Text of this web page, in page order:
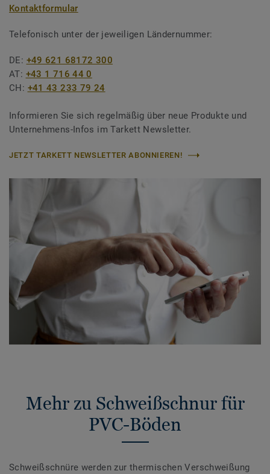
Kontaktformular
Telefonisch unter der jeweiligen Ländernummer:
DE: +49 621 68172 300
AT: +43 1 716 44 0
CH: +41 43 233 79 24
Informieren Sie sich regelmäßig über neue Produkte und
Unternehmens-Infos im Tarkett Newsletter.
JETZT TARKETT NEWSLETTER ABONNIEREN!
Mehr zu Schweißschnur für
PVC-Böden
Schweißschnüre werden zur thermischen Verschweißung